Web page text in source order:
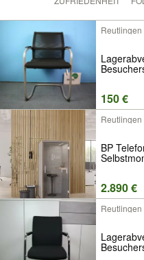
Reutlingen
150 €
Reutlingen
BP
2.890 €
Reutlingen